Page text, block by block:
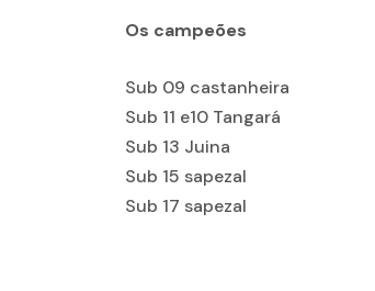
Os campeões
Sub 09 castanheira
Sub 11 e10 Tangará
Sub 13 Juina
Sub 15 sapezal
Sub 17 sapezal